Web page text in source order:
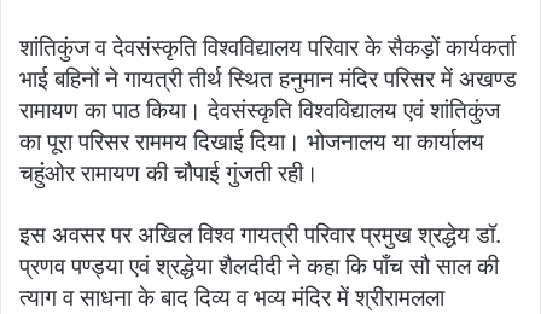
शांतिकुंज व देवसंस्कृति विश्वविद्यालय परिवार के सैकड़ों कार्यकर्ता
भाई बहिनों ने गायत्री तीर्थ स्थित हनुमान मंदिर परिसर में अखण्ड
रामायण का पाठ किया। देवसंस्कृति विश्वविद्यालय एवं शांतिकुंज
का पूरा परिसर राममय दिखाई दिया। भोजनालय या कार्यालय
चहुंंओर रामायण की चौपाई गुंजती रही।
इस अवसर पर अखिल विश्व गायत्री परिवार प्रमुख श्रद्धेय डॉ.
प्रणव पण्ड्या एवं श्रद्धेया शैलदीदी ने कहा कि पाँच सौ साल की
त्याग व साधना के बाद दिव्य व भव्य मंदिर में श्रीरामलला